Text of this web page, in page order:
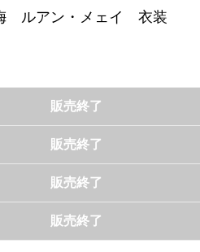
ルアン・メェイ 衣装
販売終了
販売終了
販売終了
販売終了